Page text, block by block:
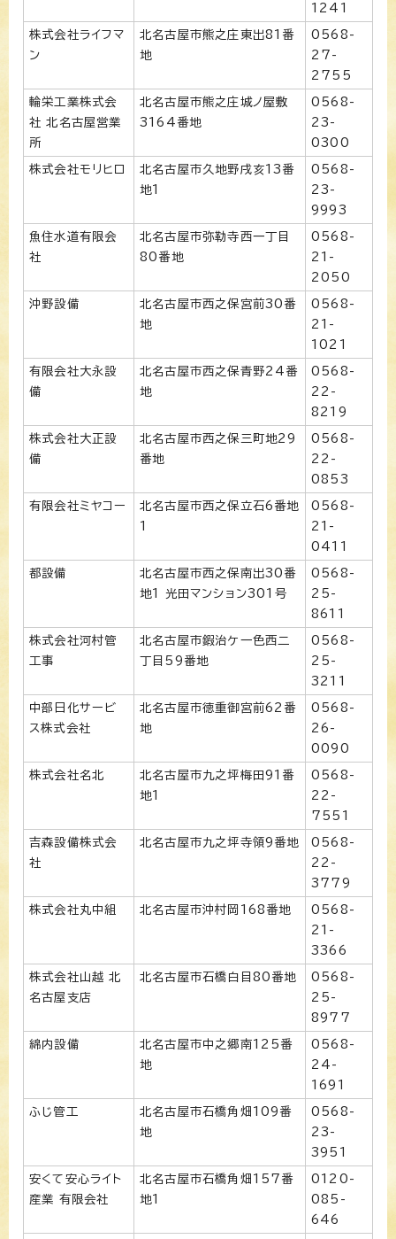
1241
株式会社ライフマ
ン
北名古屋市熊之庄東出81番
地
0568-
27-
2755
輪栄工業株式会
社 北名古屋営業
所
北名古屋市熊之庄城ノ屋敷
3164番地
0568-
23-
0300
株式会社モリヒロ
北名古屋市久地野戌亥13番
地1
0568-
23-
9993
魚住水道有限会
社
北名古屋市弥勒寺西一丁目
80番地
0568-
21-
2050
沖野設備
北名古屋市西之保宮前30番
地
0568-
21-
1021
有限会社大永設
備
北名古屋市西之保青野24番
地
0568-
22-
8219
株式会社大正設
備
北名古屋市西之保三町地29
番地
0568-
22-
0853
有限会社ミヤコー
北名古屋市西之保立石6番地
1
0568-
21-
0411
都設備
北名古屋市西之保南出30番
地1 光田マンション301号
0568-
25-
8611
株式会社河村管
工事
北名古屋市鍜治ケ一色西二
丁目59番地
0568-
25-
3211
中部日化サービ
ス株式会社
北名古屋市徳重御宮前62番
地
0568-
26-
0090
株式会社名北
北名古屋市九之坪梅田91番
地1
0568-
22-
7551
吉森設備株式会
社
北名古屋市九之坪寺領9番地
0568-
22-
3779
株式会社丸中組 北名古屋市沖村岡168番地
0568-
21-
3366
株式会社山越 北
名古屋支店
北名古屋市石橋白目80番地
0568-
25-
8977
綿内設備
北名古屋市中之郷南125番
地
0568-
24-
1691
ふじ管工
北名古屋市石橋角畑109番
地
0568-
23-
3951
安くて安心ライト
産業 有限会社
北名古屋市石橋角畑157番
地1
0120-
085-
646